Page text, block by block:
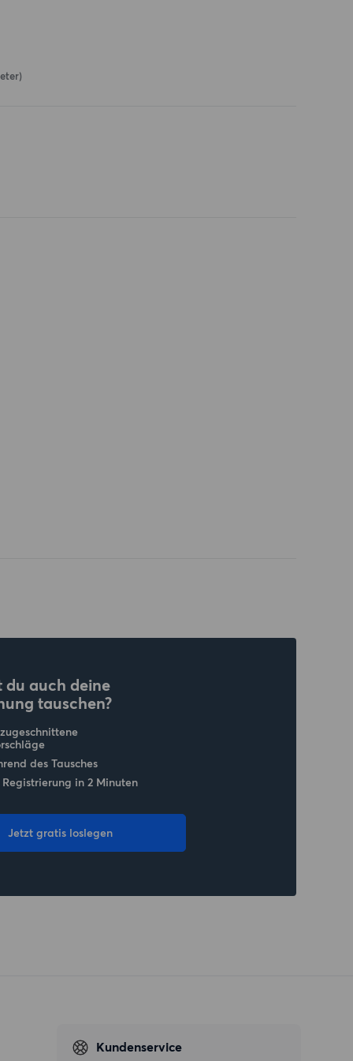
du auch deine
tauschen?
des Tausches
in 2 Minuten
Jetzt gratis loslegen
Kundenservice